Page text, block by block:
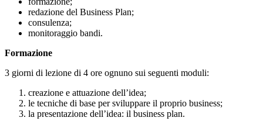
redazione del Business Plan;
consulenza;
monitoraggio bandi.
Formazione
3 giorni di lezione di 4 ore ognuno sui seguenti moduli:
creazione e attuazione dell’idea;
le tecniche di base per sviluppare il proprio business;
la presentazione dell’idea: il business plan.